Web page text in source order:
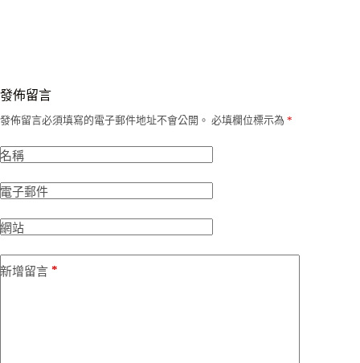
發佈留言
發佈留言必須填寫的電子郵件地址不會公開。 必填欄位標示為 *
名稱
電子郵件
網站
新增留言 *